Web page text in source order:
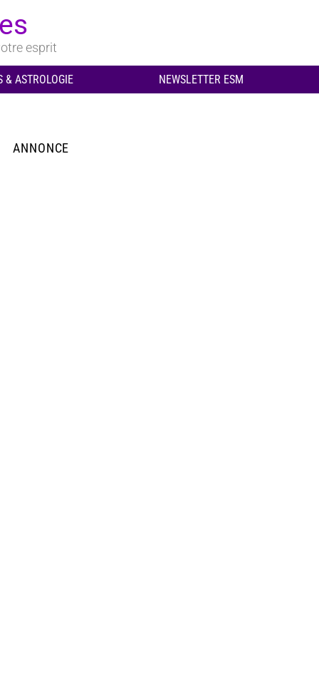
esprit
& ASTROLOGIE NEWSLETTER ESM
ANNONCE